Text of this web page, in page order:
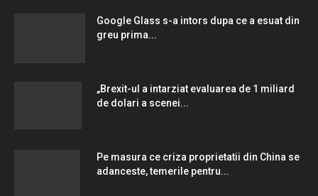
Google Glass s-a intors dupa ce a esuat din
greu prima...
„Brexit-ul a intarziat evaluarea de 1 miliard
de dolari a scenei...
Pe masura ce criza proprietatii din China se
adanceste, temerile pentru...